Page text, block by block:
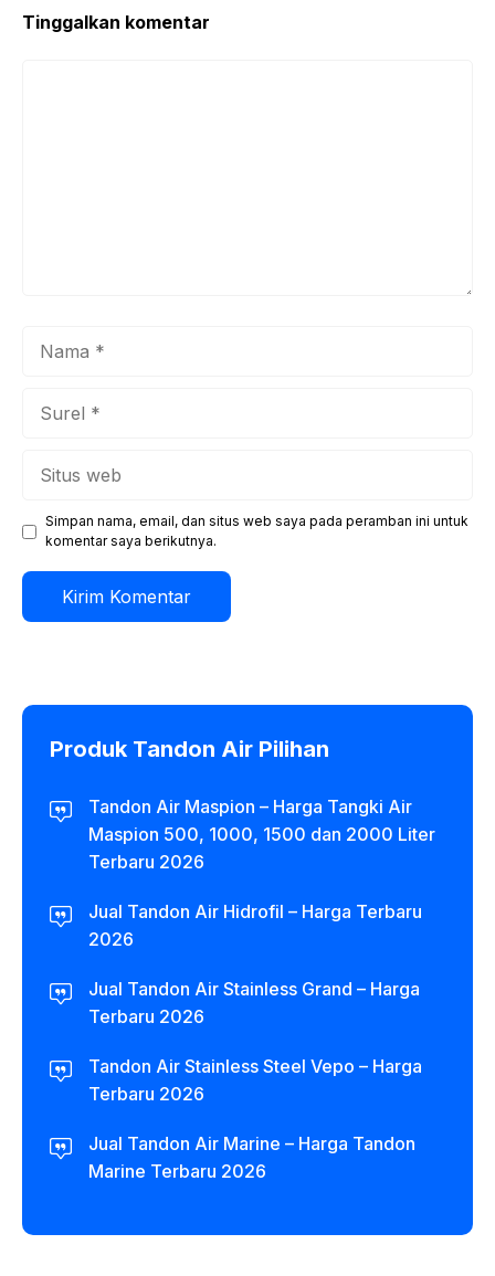
Tinggalkan komentar
Simpan nama, email, dan situs web saya pada peramban ini untuk
komentar saya berikutnya.
Produk Tandon Air Pilihan
Tandon Air Maspion – Harga Tangki Air
Maspion 500, 1000, 1500 dan 2000 Liter
Terbaru 2026
Jual Tandon Air Hidrofil – Harga Terbaru
2026
Jual Tandon Air Stainless Grand – Harga
Terbaru 2026
Tandon Air Stainless Steel Vepo – Harga
Terbaru 2026
Jual Tandon Air Marine – Harga Tandon
Marine Terbaru 2026